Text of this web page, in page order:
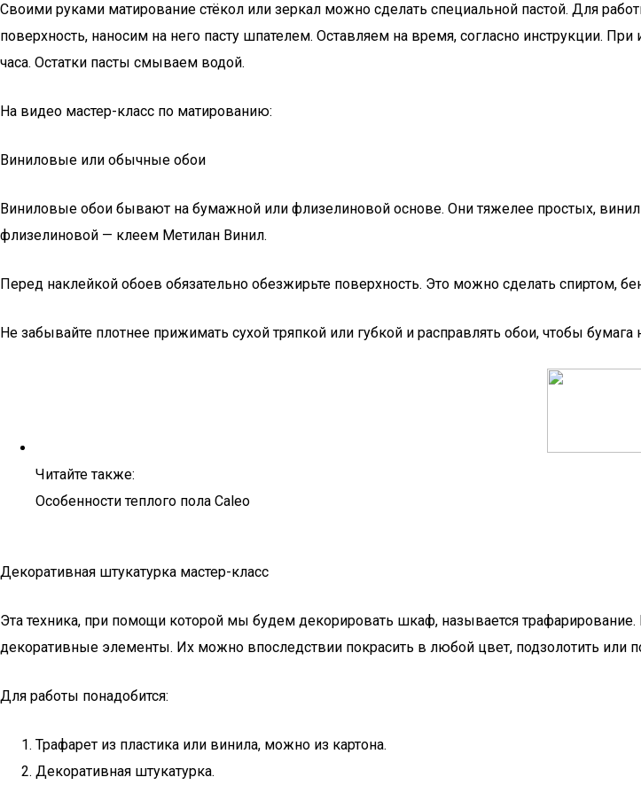
Своими руками матирование стёкол или зеркал можно сделать специальной пастой. Для
поверхность, наносим на него пасту шпателем. Оставляем на время, согласно инструкции.
часа. Остатки пасты смываем водой.
На видео мастер-класс по матированию:
Виниловые или обычные обои
Виниловые обои бывают на бумажной или флизелиновой основе. Они тяжелее простых,
флизелиновой — клеем Метилан Винил.
Перед наклейкой обоев обязательно обезжирьте поверхность. Это можно сделать спиртом,
Не забывайте плотнее прижимать сухой тряпкой или губкой и расправлять обои, чтобы
Читайте также:
Особенности теплого пола Caleo
Декоративная штукатурка мастер-класс
Эта техника, при помощи которой мы будем декорировать шкаф, называется
декоративные элементы. Их можно впоследствии покрасить в любой цвет, подзолотить или
Для работы понадобится:
Трафарет из пластика или винила, можно из картона.
Декоративная штукатурка.